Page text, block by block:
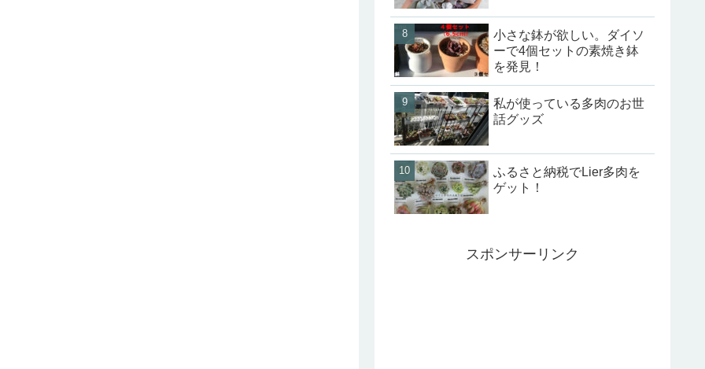
小さな鉢が欲しい。ダイソ
ーで4個セットの素焼き鉢
を発見！
私が使っている多肉のお世
話グッズ
ふるさと納税でLier多肉を
ゲット！
スポンサーリンク